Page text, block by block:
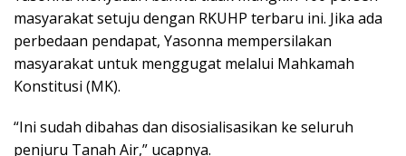
masyarakat setuju dengan RKUHP terbaru ini. Jika ada
perbedaan pendapat, Yasonna mempersilakan
masyarakat untuk menggugat melalui Mahkamah
Konstitusi (MK).
“Ini sudah dibahas dan disosialisasikan ke seluruh
penjuru Tanah Air,” ucapnya.